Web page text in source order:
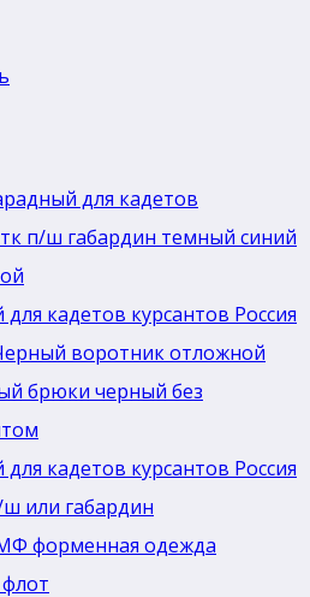
для кадетов
тк п/ш габардин темный синий
кадетов курсантов Россия
воротник отложной
брюки черный без
кадетов курсантов Россия
или габардин
форменная одежда